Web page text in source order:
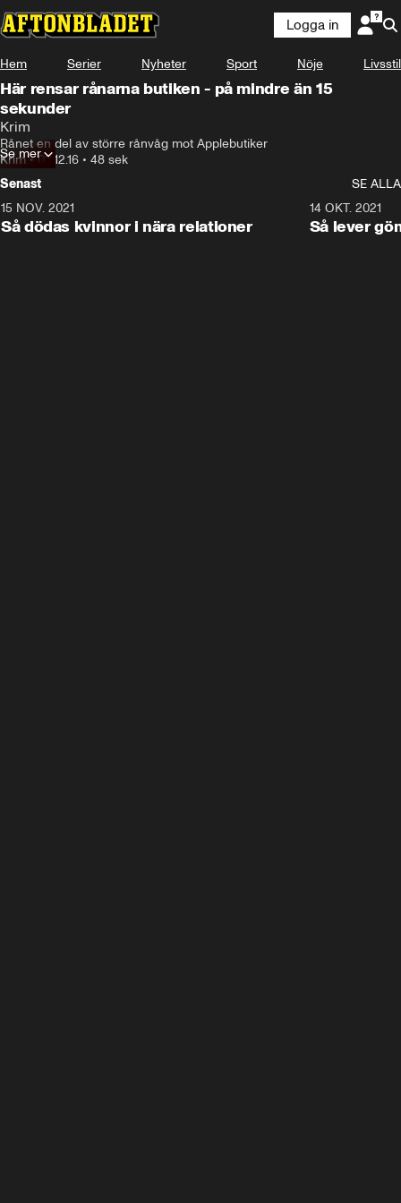
Logga in
Hem Serier Nyheter Sport Nöje Livsstil
Här rensar rånarna butiken - på mindre än 15
sekunder
Krim
Rånet en del av större rånvåg mot Applebutiker
Krim•03.12.16 • 48 sek
Se mer
Senast
SE ALLA
15 NOV. 2021
Så dödas kvinnor i nära relationer
14 OKT. 2021
Så lever